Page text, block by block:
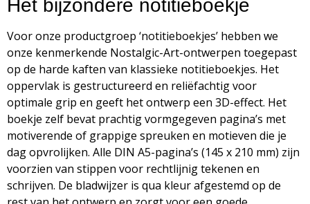
Het bijzondere notitieboekje
Voor onze productgroep ‘notitieboekjes’ hebben we
onze kenmerkende Nostalgic-Art-ontwerpen toegepast
op de harde kaften van klassieke notitieboekjes. Het
oppervlak is gestructureerd en reliëfachtig voor
optimale grip en geeft het ontwerp een 3D-effect. Het
boekje zelf bevat prachtig vormgegeven pagina’s met
motiverende of grappige spreuken en motieven die je
dag opvrolijken. Alle DIN A5-pagina’s (145 x 210 mm) zijn
voorzien van stippen voor rechtlijnig tekenen en
schrijven. De bladwijzer is qua kleur afgestemd op de